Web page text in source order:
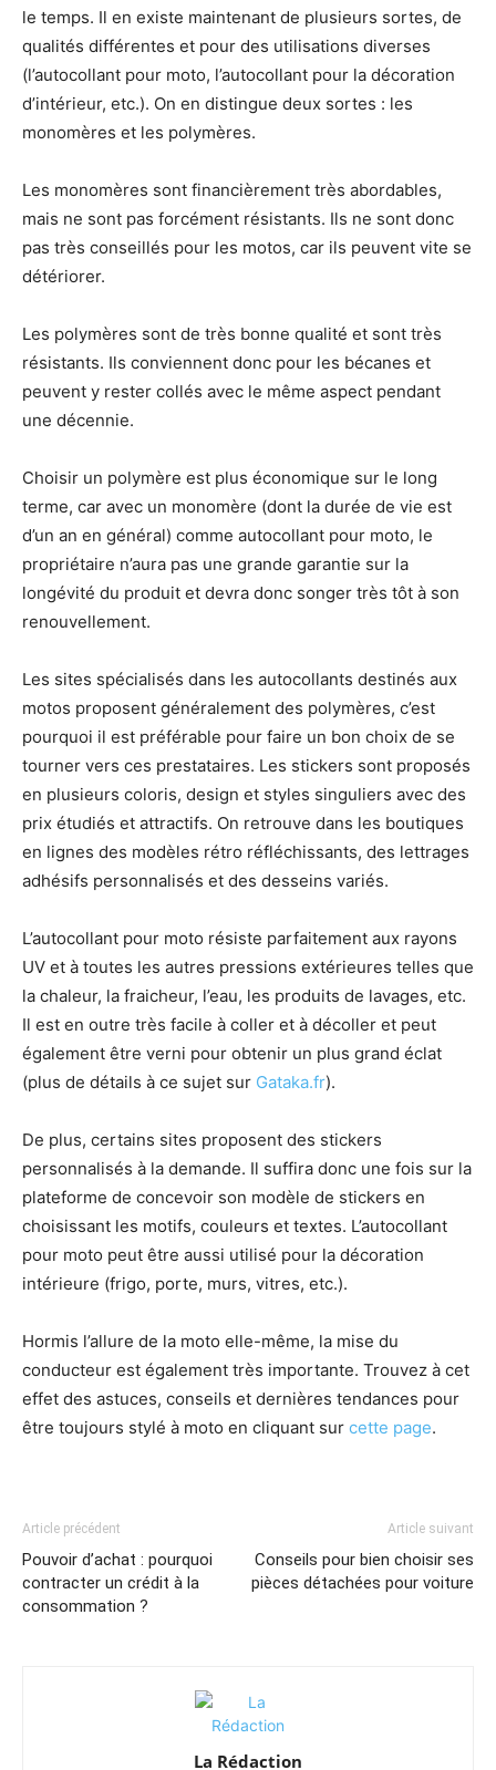
le temps. Il en existe maintenant de plusieurs sortes, de
qualités différentes et pour des utilisations diverses
(l’autocollant pour moto, l’autocollant pour la décoration
d’intérieur, etc.). On en distingue deux sortes : les
monomères et les polymères.
Les monomères sont financièrement très abordables,
mais ne sont pas forcément résistants. Ils ne sont donc
pas très conseillés pour les motos, car ils peuvent vite se
détériorer.
Les polymères sont de très bonne qualité et sont très
résistants. Ils conviennent donc pour les bécanes et
peuvent y rester collés avec le même aspect pendant
une décennie.
Choisir un polymère est plus économique sur le long
terme, car avec un monomère (dont la durée de vie est
d’un an en général) comme autocollant pour moto, le
propriétaire n’aura pas une grande garantie sur la
longévité du produit et devra donc songer très tôt à son
renouvellement.
Les sites spécialisés dans les autocollants destinés aux
motos proposent généralement des polymères, c’est
pourquoi il est préférable pour faire un bon choix de se
tourner vers ces prestataires. Les stickers sont proposés
en plusieurs coloris, design et styles singuliers avec des
prix étudiés et attractifs. On retrouve dans les boutiques
en lignes des modèles rétro réfléchissants, des lettrages
adhésifs personnalisés et des desseins variés.
L’autocollant pour moto résiste parfaitement aux rayons
UV et à toutes les autres pressions extérieures telles que
la chaleur, la fraicheur, l’eau, les produits de lavages, etc.
Il est en outre très facile à coller et à décoller et peut
également être verni pour obtenir un plus grand éclat
(plus de détails à ce sujet sur Gataka.fr).
De plus, certains sites proposent des stickers
personnalisés à la demande. Il suffira donc une fois sur la
plateforme de concevoir son modèle de stickers en
choisissant les motifs, couleurs et textes. L’autocollant
pour moto peut être aussi utilisé pour la décoration
intérieure (frigo, porte, murs, vitres, etc.).
Hormis l’allure de la moto elle-même, la mise du
conducteur est également très importante. Trouvez à cet
effet des astuces, conseils et dernières tendances pour
être toujours stylé à moto en cliquant sur cette page.
Article précédent
Pouvoir d’achat : pourquoi
contracter un crédit à la
consommation ?
Article suivant
Conseils pour bien choisir ses
pièces détachées pour voiture
La Rédaction